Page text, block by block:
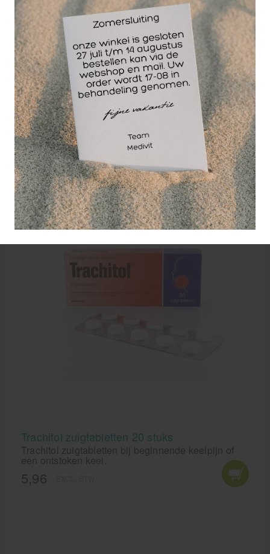
keel.
Strepsils verzacht dus niet alleen de keel maar is
ook daadwerkelijk effectief bij beginnende keelpijn.
Beginnende keelpijn eindigt met Strepsils.
Lees voor gebruik de bijsluiter!
Wellicht ook interessant
Trachitol zuigtabletten 20 stuks
Trachitol zuigtabletten bij beginnende keelpijn of
een ontstoken keel.
5,96